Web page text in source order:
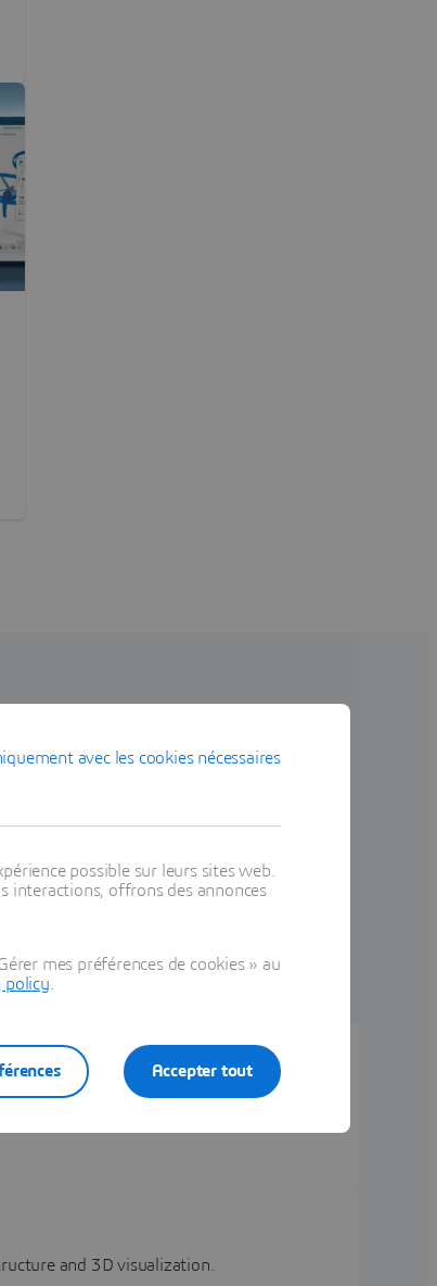
rapidement
un
and 3D visualization.
avec les cookies nécessaires
possible sur leurs sites web.
interactions, offrons des annonces
mes préférences de cookies » au
policy
Accepter tout